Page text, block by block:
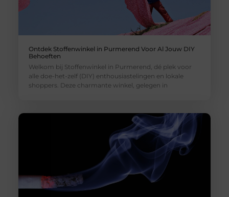
Ontdek Stoffenwinkel in Purmerend Voor Al Jouw DIY
Behoeften
Welkom bij Stoffenwinkel in Purmerend, dé plek voor
alle doe-het-zelf (DIY) enthousiastelingen en lokale
shoppers. Deze charmante winkel, gelegen in